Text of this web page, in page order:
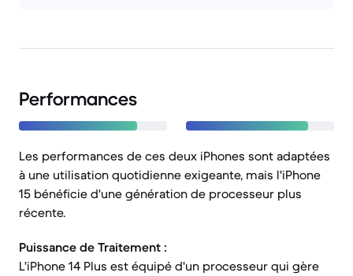
Performances
Les performances de ces deux iPhones sont adaptées
à une utilisation quotidienne exigeante, mais l'iPhone
15 bénéficie d'une génération de processeur plus
récente.
Puissance de Traitement :
L'iPhone 14 Plus est équipé d'un processeur qui gère